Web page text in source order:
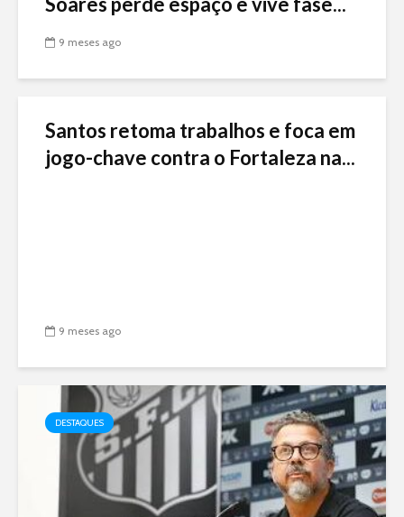
9 meses ago
Santos retoma trabalhos e foca em
jogo-chave contra o Fortaleza na...
9 meses ago
DESTAQUES